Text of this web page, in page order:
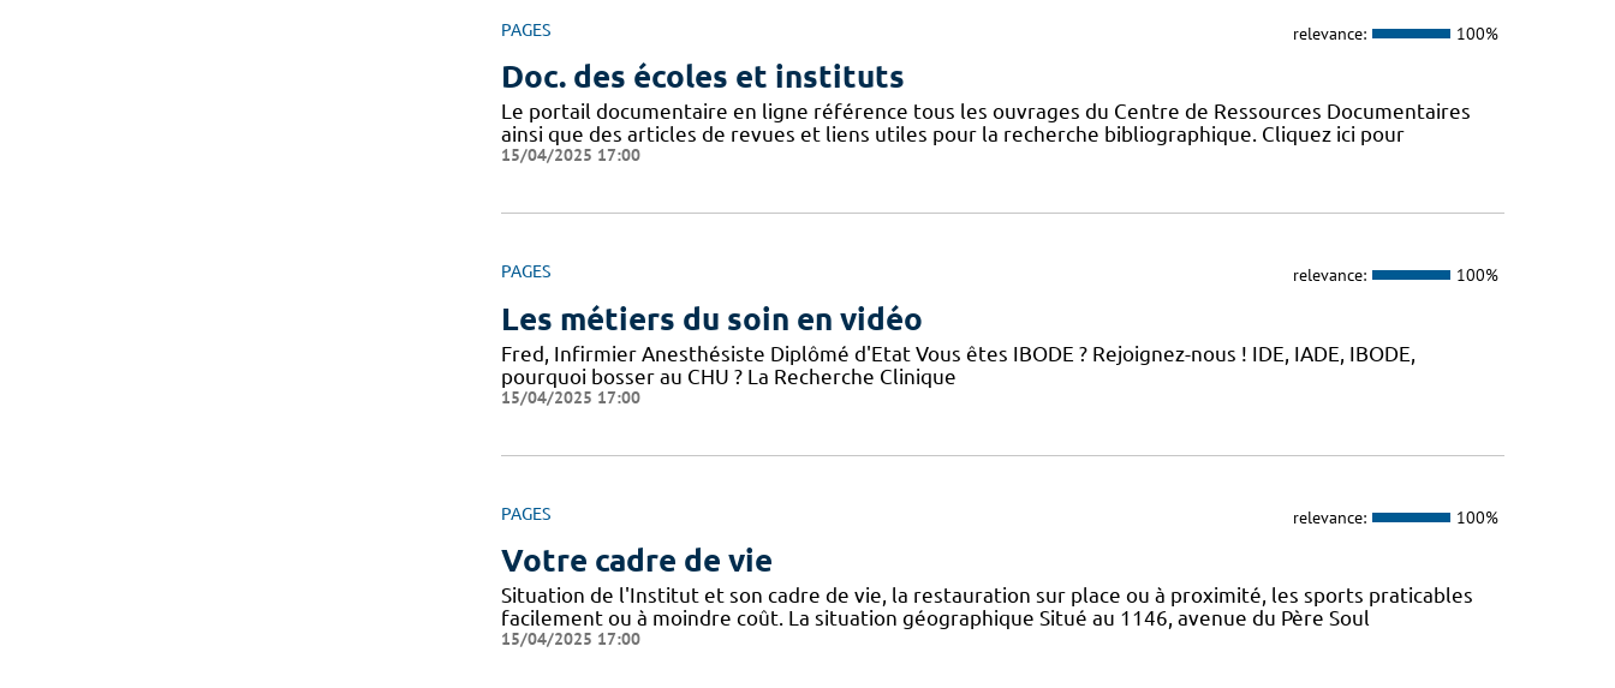
PAGES relevance: 100%
Doc. des écoles et instituts
Le portail documentaire en ligne référence tous les ouvrages du Centre de Ressources Documentaires
ainsi que des articles de revues et liens utiles pour la recherche bibliographique. Cliquez ici pour
15/04/2025 17:00
PAGES relevance: 100%
Les métiers du soin en vidéo
Fred, Infirmier Anesthésiste Diplômé d'Etat Vous êtes IBODE ? Rejoignez-nous ! IDE, IADE, IBODE,
pourquoi bosser au CHU ? La Recherche Clinique
15/04/2025 17:00
PAGES relevance: 100%
Votre cadre de vie
Situation de l'Institut et son cadre de vie, la restauration sur place ou à proximité, les sports praticables
facilement ou à moindre coût. La situation géographique Situé au 1146, avenue du Père Soul
15/04/2025 17:00